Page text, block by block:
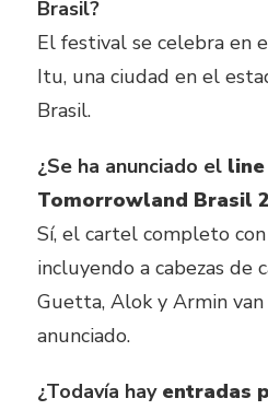
Brasil?
El festival se celebra en
Itu, una ciudad en el
Brasil.
¿Se ha anunciado el
Tomorrowland Brasil
Sí, el cartel completo
incluyendo a cabezas de
Guetta, Alok y Armin van
anunciado.
¿Todavía hay entradas